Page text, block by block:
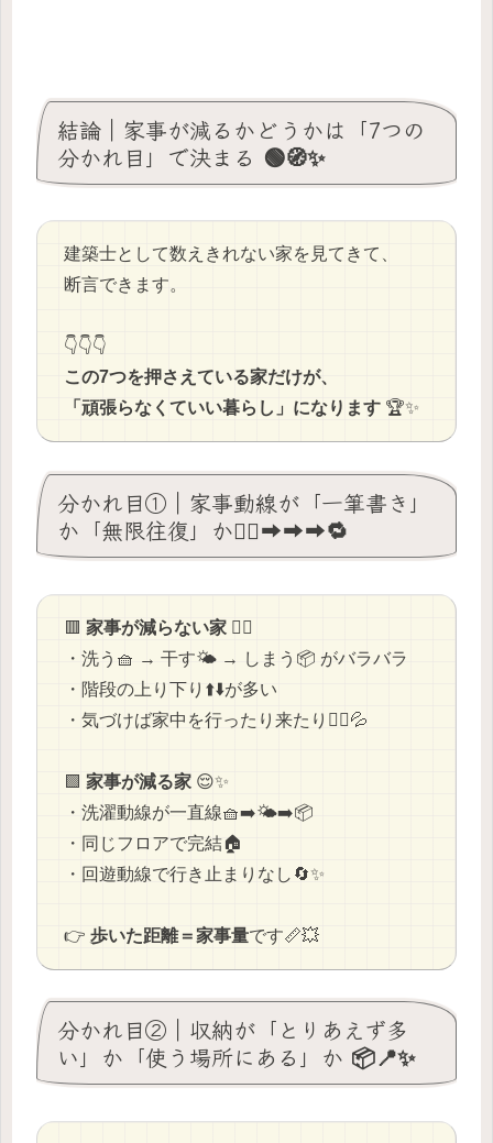
結論｜家事が減るかどうかは「7つの
分かれ目」で決まる 🟢🧭✨
建築士として数えきれない家を見てきて、
断言できます。
👇👇👇
この7つを押さえている家だけが、
「頑張らなくていい暮らし」になります 🏆✨
分かれ目①｜家事動線が「一筆書き」
か「無限往復」か🚶‍♀️➡️➡️➡️🔁
🟥 家事が減らない家 😵‍💫
・洗う🧺 → 干す🌤️ → しまう📦 がバラバラ
・階段の上り下り⬆️⬇️が多い
・気づけば家中を行ったり来たり🚶‍♂️💦
🟩 家事が減る家 😌✨
・洗濯動線が一直線🧺➡️🌤️➡️📦
・同じフロアで完結🏠
・回遊動線で行き止まりなし🔄✨
👉 歩いた距離＝家事量です📏💥
分かれ目②｜収納が「とりあえず多
い」か「使う場所にある」か 📦📍✨